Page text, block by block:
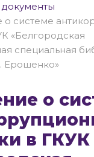
системе
«Белгородская
специальная
Ерошенко»
в ГКУК